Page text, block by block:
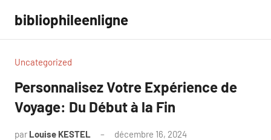
contenu
bibliophileenligne
Uncategorized
Personnalisez Votre Expérience de
Voyage: Du Début à la Fin
par Louise KESTEL décembre 16, 2024